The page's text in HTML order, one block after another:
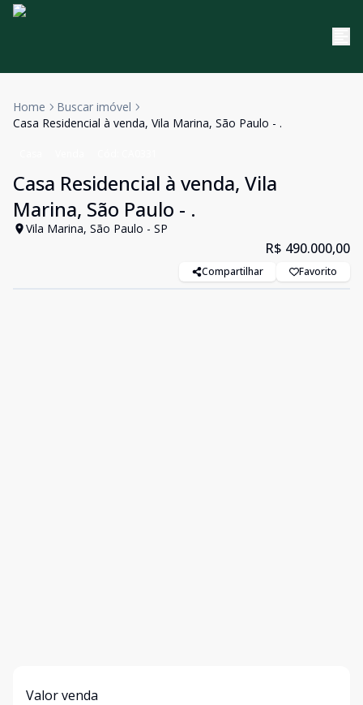
Home
Buscar imóvel
Casa Residencial à venda, Vila Marina, São Paulo - .
Casa Residencial à venda, Vila
Marina, São Paulo - .
Vila Marina, São Paulo - SP
R$ 490.000,00
Compartilhar Favorito
Valor venda